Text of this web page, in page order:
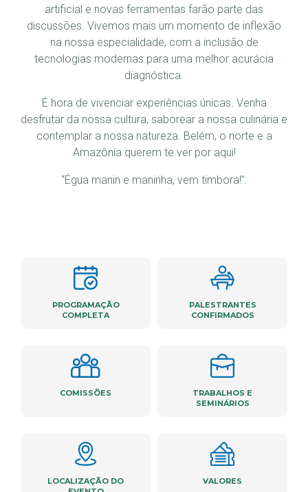
artificial e novas ferramentas farão parte das
discussões. Vivemos mais um momento de inflexão
na nossa especialidade, com a inclusão de
tecnologias modernas para uma melhor acurácia
diagnóstica.
É hora de vivenciar experiências únicas. Venha
desfrutar da nossa cultura, saborear a nossa culinária e
contemplar a nossa natureza. Belém, o norte e a
Amazônia querem te ver por aqui!
“Égua manin e maninha, vem timbora!”.
PROGRAMAÇÃO
COMPLETA
PALESTRANTES
CONFIRMADOS
COMISSÕES
TRABALHOS E
SEMINÁRIOS
LOCALIZAÇÃO DO
VALORES